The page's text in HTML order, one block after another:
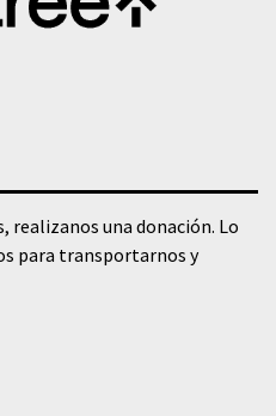
realizanos una donación. Lo
para transportarnos y